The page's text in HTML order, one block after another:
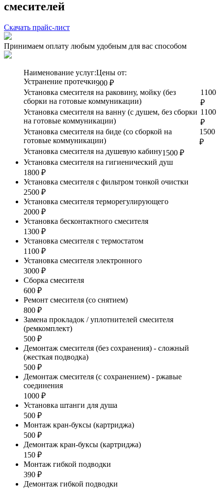
смесителей
Скачать прайс-лист
Принимаем оплату любым удобным для вас способом
Наименование услуг:Цены от:
Устранение протечки900 ₽
Установка смесителя на раковину, мойку (без
сборки на готовые коммуникации)
1100
₽
Установка смесителя на ванну (с душем, без сборки
на готовые коммуникации)
1100
₽
Установка смесителя на биде (со сборкой на
готовые коммуникации)
1500
₽
Установка смесителя на душевую кабину1500 ₽
Установка смесителя на гигиенический душ
1800 ₽
Установка смесителя с фильтром тонкой очистки
2500 ₽
Установка смесителя терморегулирующего
2000 ₽
Установка бесконтактного смесителя
1300 ₽
Установка смесителя с термостатом
1100 ₽
Установка смесителя электронного
3000 ₽
Сборка смесителя
600 ₽
Ремонт смесителя (со снятием)
800 ₽
Замена прокладок / уплотнителей смесителя
(ремкомплект)
500 ₽
Демонтаж смесителя (без сохранения) - сложный
(жесткая подводка)
500 ₽
Демонтаж смесителя (с сохранением) - ржавые
соединения
1000 ₽
Установка штанги для душа
500 ₽
Монтаж кран-буксы (картриджа)
500 ₽
Демонтаж кран-буксы (картриджа)
150 ₽
Монтаж гибкой подводки
390 ₽
Демонтаж гибкой подводки